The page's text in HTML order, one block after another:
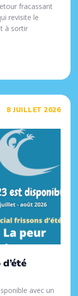
fracassant
revisite le
à sortir
8 JUILLET 2026
avec un